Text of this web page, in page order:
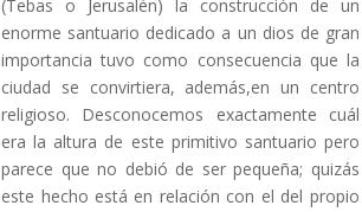
(Tebas o Jerusalén) la construcción de un
enorme santuario dedicado a un dios de gran
importancia tuvo como consecuencia que la
ciudad se convirtiera, además,en un centro
religioso. Desconocemos exactamente cuál
era la altura de este primitivo santuario pero
parece que no debió de ser pequeña; quizás
este hecho está en relación con el del propio